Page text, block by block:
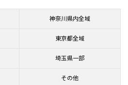
神奈川県内全域
東京都全域
埼玉県一部
その他